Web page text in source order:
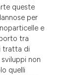
queste
per
e
tra
tratta di
non
quelli